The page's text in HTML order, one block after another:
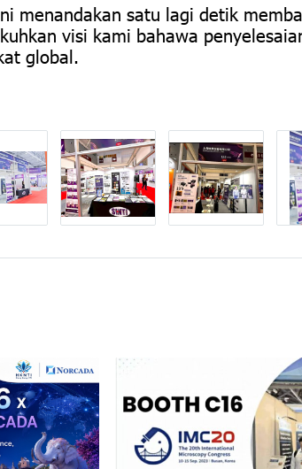
menandakan satu lagi detik
visi kami bahawa
global.